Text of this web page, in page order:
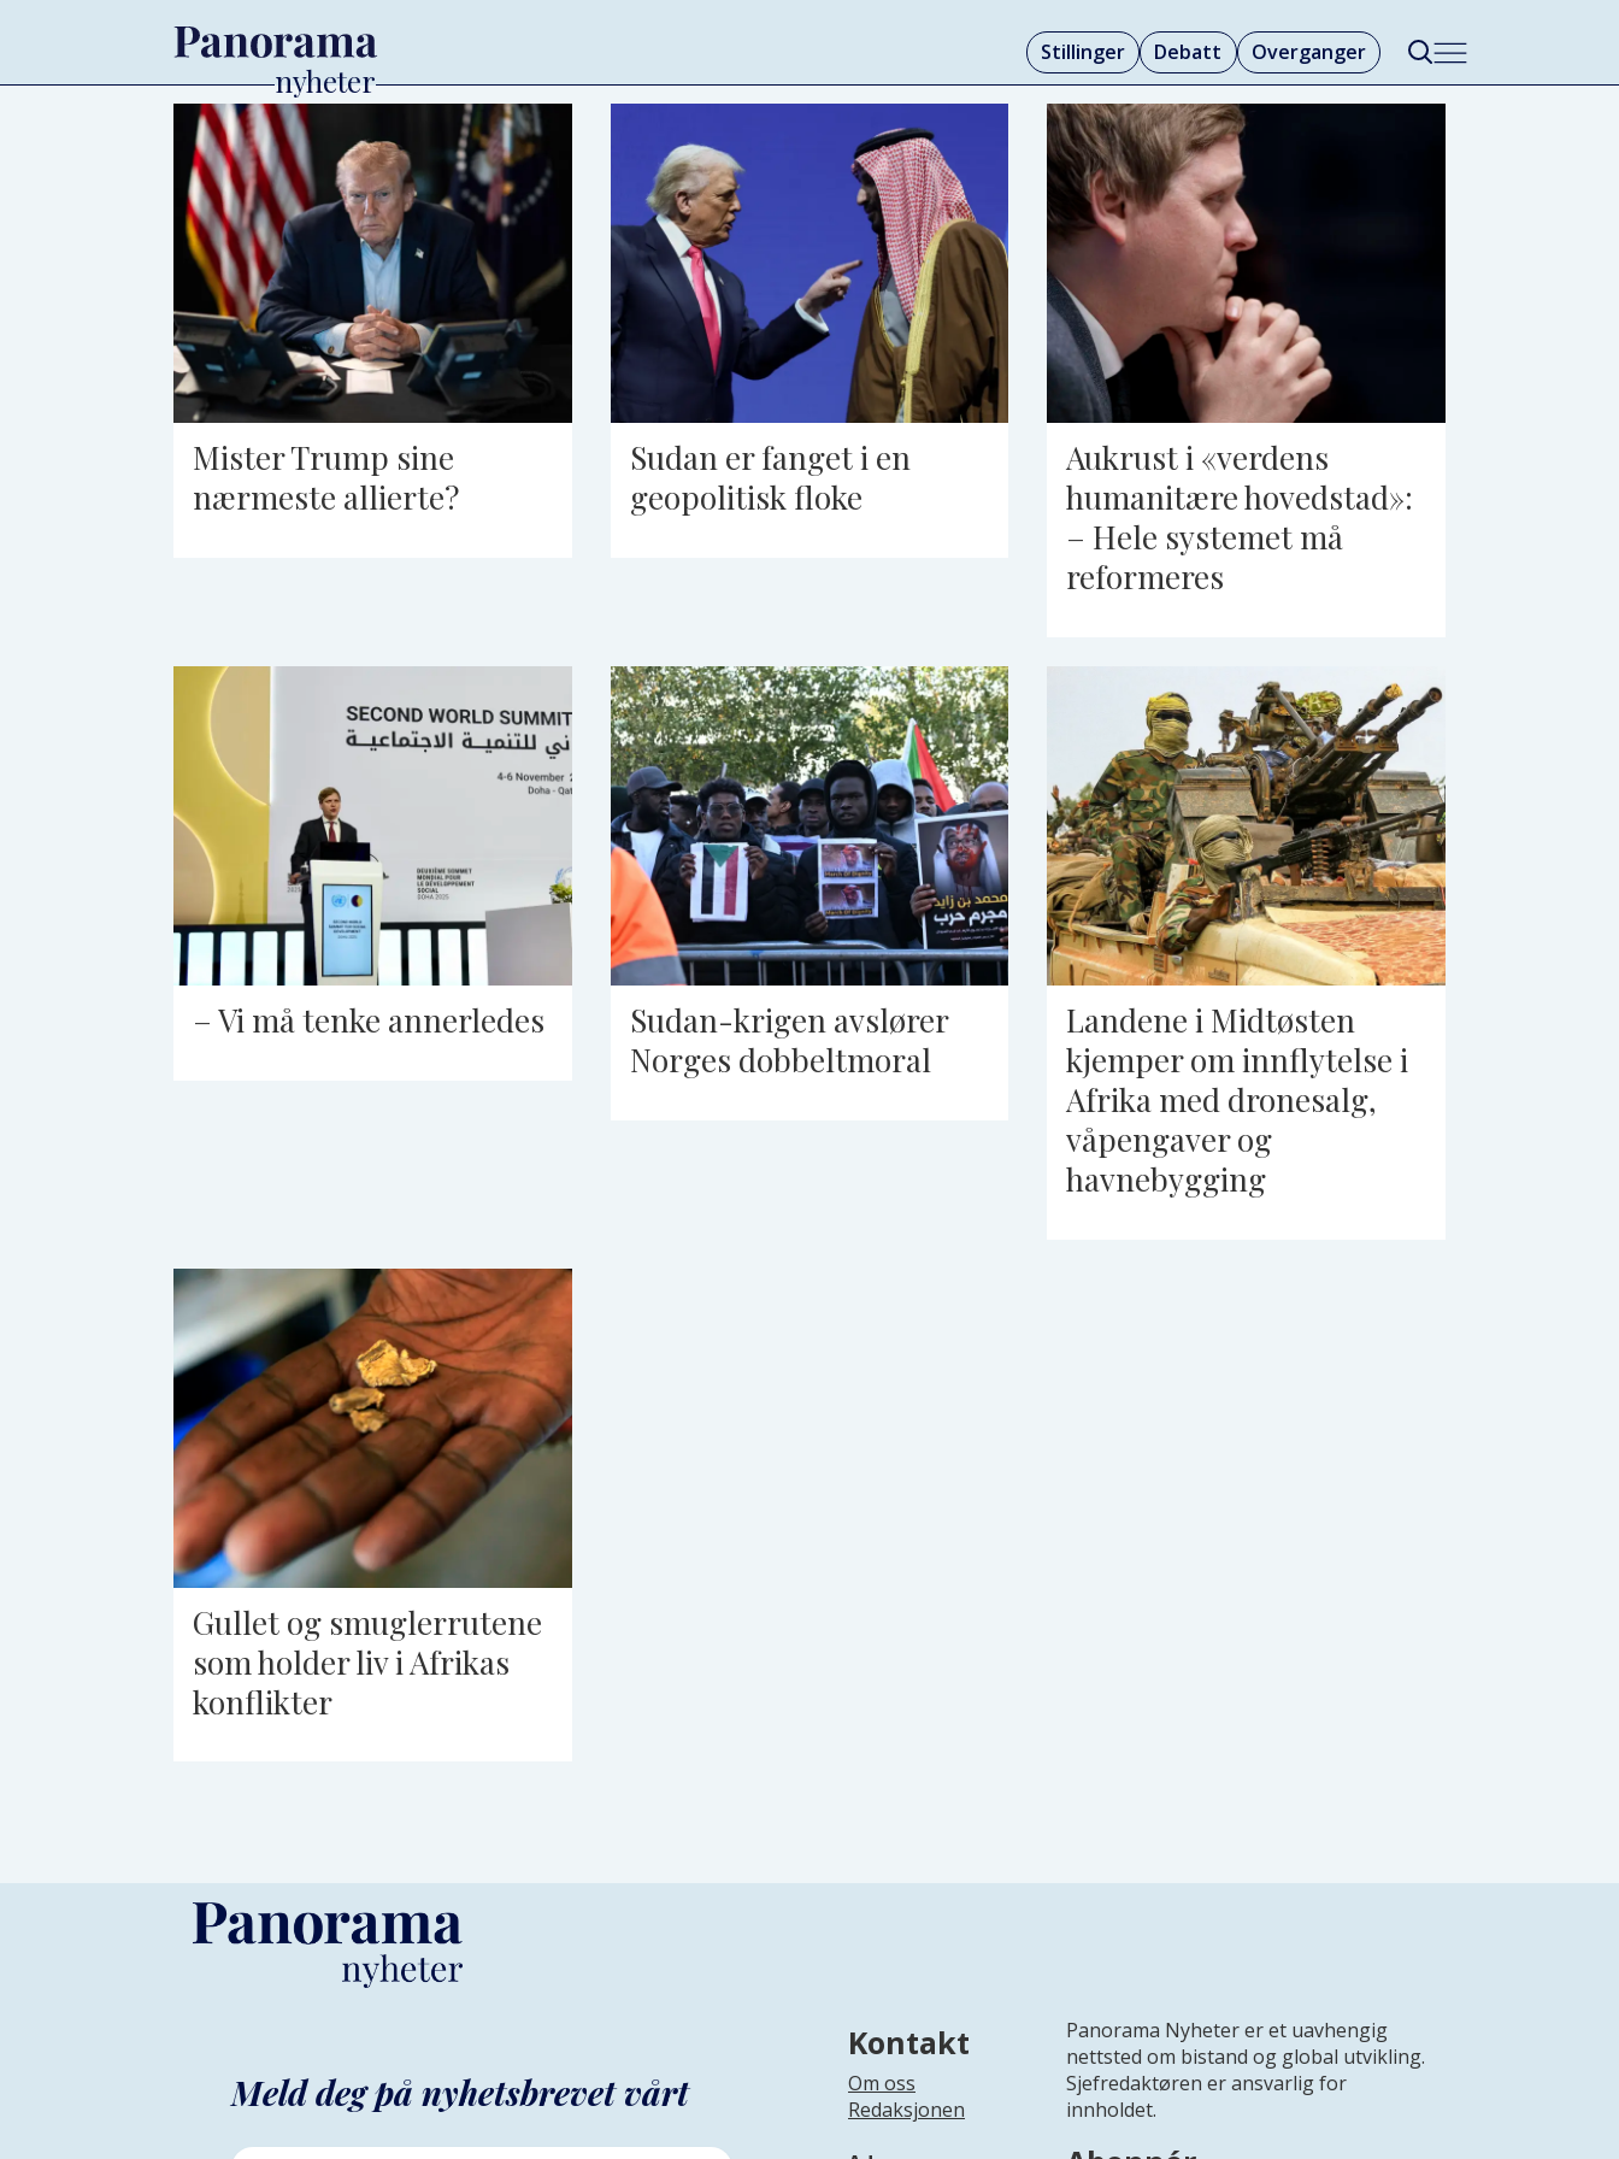
Stillinger Debatt Overganger
emiratene
Mister Trump sine
nærmeste allierte?
Sudan er fanget i en
geopolitisk floke
Aukrust i «verdens
humanitære hovedstad»:
– Hele systemet må
reformeres
– Vi må tenke annerledes
Sudan-krigen avslører
Norges dobbeltmoral
Landene i Midtøsten
kjemper om innflytelse i
Afrika med dronesalg,
våpengaver og
havnebygging
Gullet og smuglerrutene
som holder liv i Afrikas
konflikter
Meld deg på nyhetsbrevet vårt
Kontakt
Om oss
Redaksjonen
Panorama Nyheter er et uavhengig
nettsted om bistand og global utvikling.
Sjefredaktøren er ansvarlig for
innholdet.